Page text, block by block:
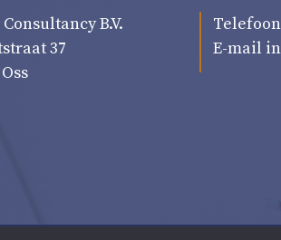
B.V.
37
Telefoon
E-mail